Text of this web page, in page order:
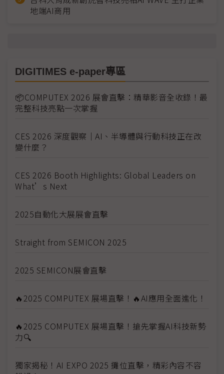
地端AI商用
DIGITIMES e-paper專區
📦COMPUTEX 2026 展會直擊：精華影音全收錄！最
完整科技亮點一次掌握
CES 2026 深度觀察｜AI、半導體與行動科技正在改
變什麼？
CES 2026 Booth Highlights: Global Leaders on
What’s Next
2025自動化大展展會直擊
Straight from SEMICON 2025
2025 SEMICON展會直擊
🔥2025 COMPUTEX 展場直擊！🔥AI應用全面進化！
🔥2025 COMPUTEX 展場直擊！搶先掌握AI科技新勢
力🔍
獨家揭秘！AI EXPO 2025 攤位直擊，精彩內容不容